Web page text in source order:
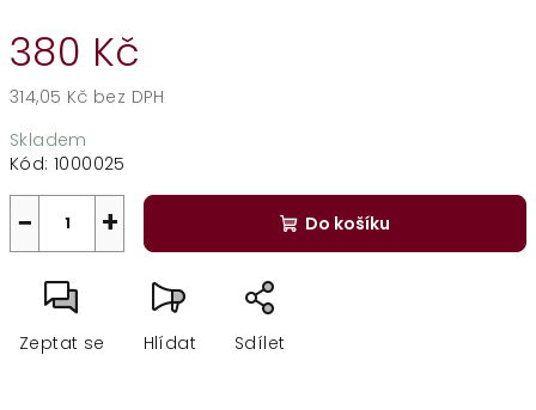
380 Kč
314,05 Kč bez DPH
cena:
Skladem
Kód: 1000025
+
− Do košíku
Zeptat se Hlídat Sdílet